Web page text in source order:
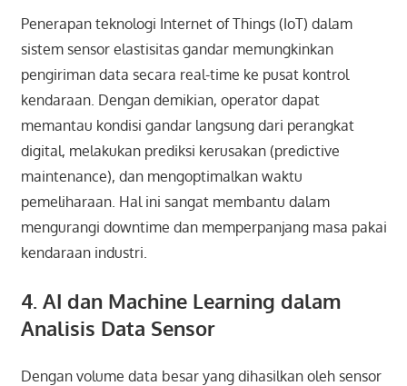
Penerapan teknologi Internet of Things (IoT) dalam
sistem sensor elastisitas gandar memungkinkan
pengiriman data secara real-time ke pusat kontrol
kendaraan. Dengan demikian, operator dapat
memantau kondisi gandar langsung dari perangkat
digital, melakukan prediksi kerusakan (predictive
maintenance), dan mengoptimalkan waktu
pemeliharaan. Hal ini sangat membantu dalam
mengurangi downtime dan memperpanjang masa pakai
kendaraan industri.
4. AI dan Machine Learning dalam
Analisis Data Sensor
Dengan volume data besar yang dihasilkan oleh sensor